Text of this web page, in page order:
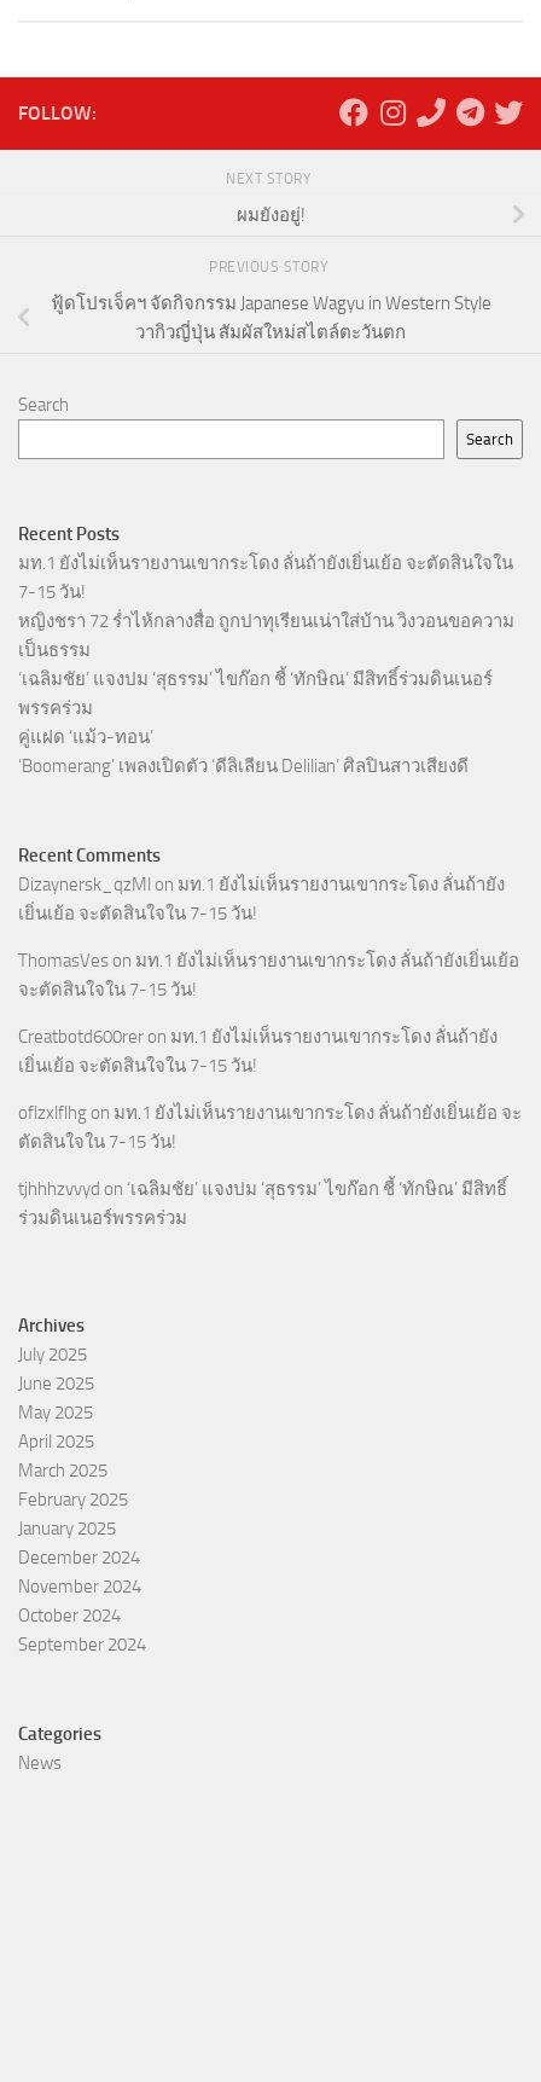
FOLLOW:
NEXT STORY
ผมยังอยู่!
PREVIOUS STORY
ฟู้ดโปรเจ็คฯ จัดกิจกรรม Japanese Wagyu in Western Style
วากิวญี่ปุ่น สัมผัสใหม่สไตล์ตะวันตก
Search
Search
Recent Posts
มท.1 ยังไม่เห็นรายงานเขากระโดง ลั่นถ้ายังเยิ่นเย้อ จะตัดสินใจใน
7-15 วัน!
หญิงชรา 72 ร่ำไห้กลางสื่อ ถูกปาทุเรียนเน่าใส่บ้าน วิงวอนขอความ
เป็นธรรม
‘เฉลิมชัย’ แจงปม ‘สุธรรม’ ไขก๊อก ชี้ ‘ทักษิณ’ มีสิทธิ์ร่วมดินเนอร์
พรรคร่วม
คู่แฝด ‘แม้ว-ทอน’
‘Boomerang’ เพลงเปิดตัว ‘ดีลิเลียน Delilian’ ศิลปินสาวเสียงดี
Recent Comments
Dizaynersk_qzMl on มท.1 ยังไม่เห็นรายงานเขากระโดง ลั่นถ้ายัง
เยิ่นเย้อ จะตัดสินใจใน 7-15 วัน!
ThomasVes on มท.1 ยังไม่เห็นรายงานเขากระโดง ลั่นถ้ายังเยิ่นเย้อ
จะตัดสินใจใน 7-15 วัน!
Creatbotd600rer on มท.1 ยังไม่เห็นรายงานเขากระโดง ลั่นถ้ายัง
เยิ่นเย้อ จะตัดสินใจใน 7-15 วัน!
oflzxlflhg on มท.1 ยังไม่เห็นรายงานเขากระโดง ลั่นถ้ายังเยิ่นเย้อ จะ
ตัดสินใจใน 7-15 วัน!
tjhhhzvvyd on ‘เฉลิมชัย’ แจงปม ‘สุธรรม’ ไขก๊อก ชี้ ‘ทักษิณ’ มีสิทธิ์
ร่วมดินเนอร์พรรคร่วม
Archives
July 2025
June 2025
May 2025
April 2025
March 2025
February 2025
January 2025
December 2024
November 2024
October 2024
September 2024
Categories
News